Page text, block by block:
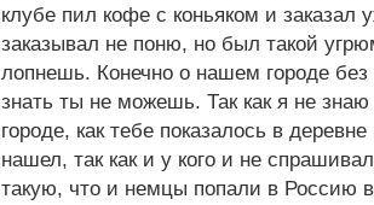
клубе пил кофе с коньяком и заказал
заказывал не поню, но был такой
лопнешь. Конечно о нашем городе без
знать ты не можешь. Так как я не
городе, как тебе показалось в
нашел, так как и у кого и не
такую, что и немцы попали в Россию